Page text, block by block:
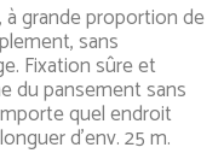
grande proportion de
sans
Fixation sûre et
du pansement sans
quel endroit
d'env. 25 m.